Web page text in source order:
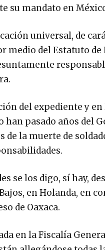
su mandato en
universal, de
del Estatuto de
del expediente y en
han pasado años del
de la muerte de
se los digo, sí hay,
en Holanda, en
de Oaxaca.
en la Fiscalía